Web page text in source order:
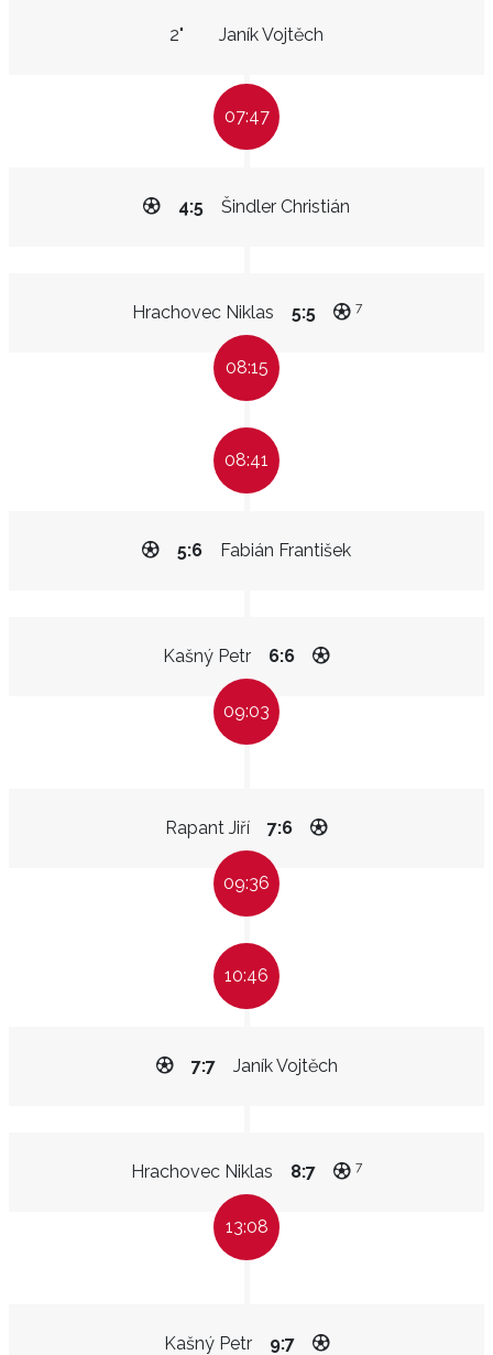
Janík Vojtěch
2"
07:47
Šindler Christián
4:5
Hrachovec Niklas 5:5 7
08:15
08:41
Fabián František
5:6
Kašný Petr 6:6
09:03
Rapant Jiří 7:6
09:36
10:46
Janík Vojtěch
7:7
Hrachovec Niklas 8:7 7
13:08
Kašný Petr 9:7